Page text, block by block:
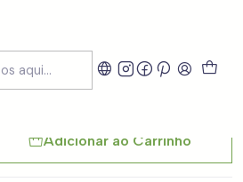
630 ml
Adicionar ao Carrinho